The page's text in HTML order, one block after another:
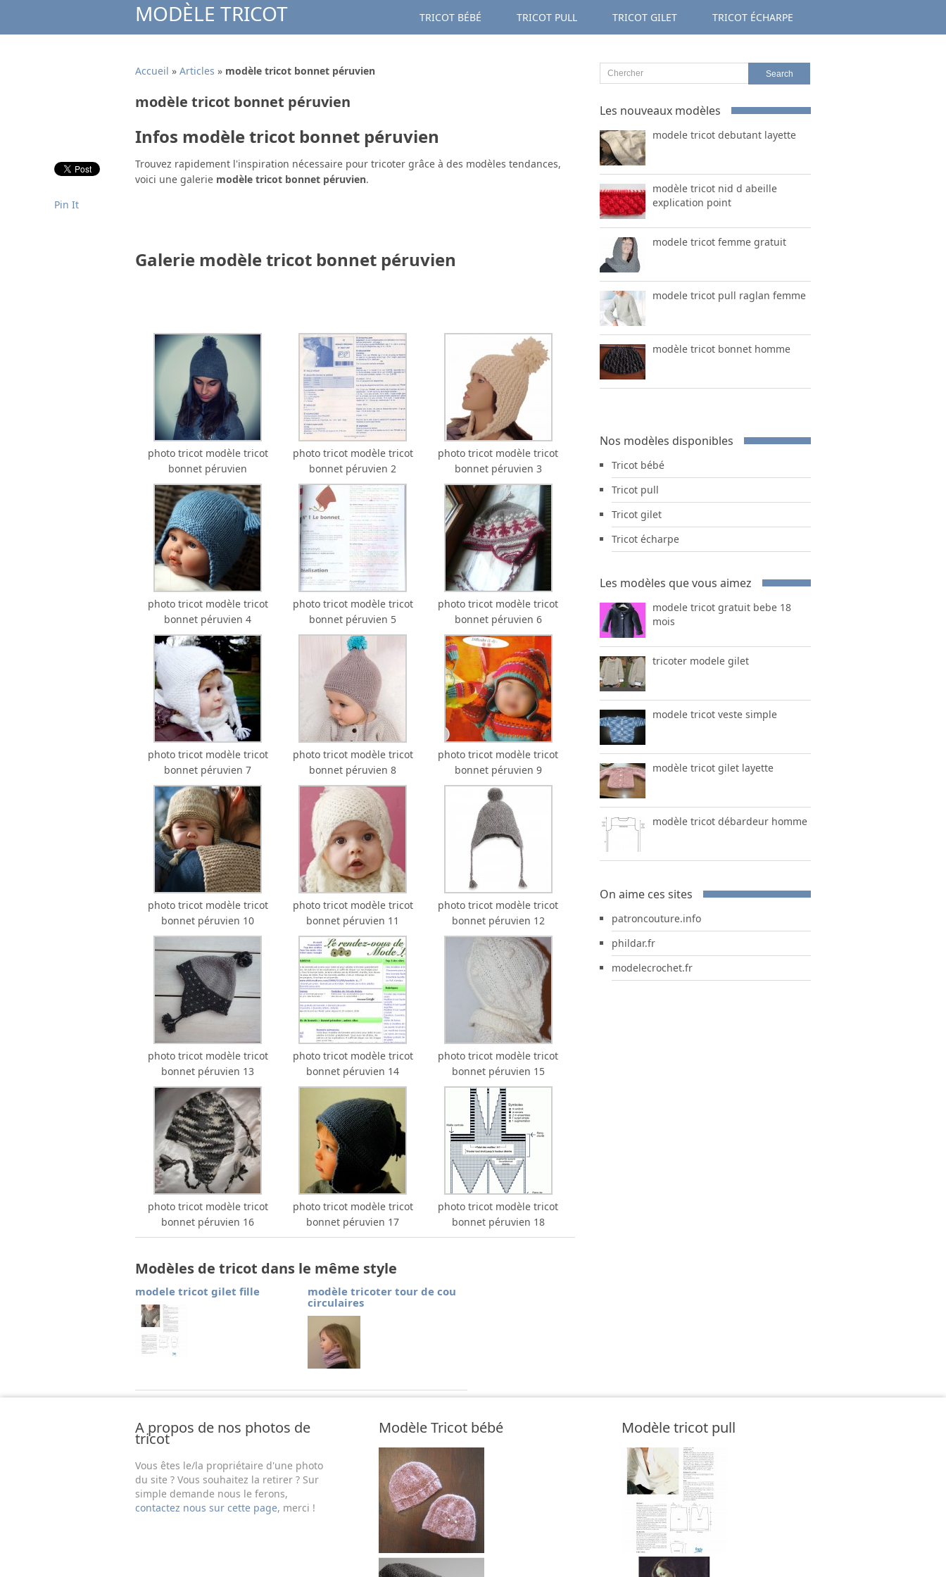
MODÈLE TRICOT TRICOT BÉBÉ TRICOT PULL TRICOT GILET TRICOT ÉCHARPE
Accueil » Articles » modèle tricot bonnet péruvien
modèle tricot bonnet péruvien
Infos modèle tricot bonnet péruvien
Trouvez rapidement l'inspiration nécessaire pour tricoter grâce à des modèles tendances,
voici une galerie modèle tricot bonnet péruvien.
Galerie modèle tricot bonnet péruvien
photo tricot modèle tricot
bonnet péruvien
photo tricot modèle tricot
bonnet péruvien 2
photo tricot modèle tricot
bonnet péruvien 3
photo tricot modèle tricot
bonnet péruvien 4
photo tricot modèle tricot
bonnet péruvien 5
photo tricot modèle tricot
bonnet péruvien 6
photo tricot modèle tricot
bonnet péruvien 7
photo tricot modèle tricot
bonnet péruvien 8
photo tricot modèle tricot
bonnet péruvien 9
photo tricot modèle tricot
bonnet péruvien 10
photo tricot modèle tricot
bonnet péruvien 11
photo tricot modèle tricot
bonnet péruvien 12
photo tricot modèle tricot
bonnet péruvien 13
photo tricot modèle tricot
bonnet péruvien 14
photo tricot modèle tricot
bonnet péruvien 15
photo tricot modèle tricot
bonnet péruvien 16
photo tricot modèle tricot
bonnet péruvien 17
photo tricot modèle tricot
bonnet péruvien 18
Pin It
Modèles de tricot dans le même style
modele tricot gilet fille
modèle tricoter tour de cou
circulaires
Les nouveaux modèles
modele tricot debutant layette
modèle tricot nid d abeille
explication point
modele tricot femme gratuit
modele tricot pull raglan femme
modèle tricot bonnet homme
Nos modèles disponibles
Tricot bébé
Tricot pull
Tricot gilet
Tricot écharpe
Les modèles que vous aimez
modele tricot gratuit bebe 18
mois
tricoter modele gilet
modele tricot veste simple
modèle tricot gilet layette
modèle tricot débardeur homme
On aime ces sites
patroncouture.info
phildar.fr
modelecrochet.fr
A propos de nos photos de
tricot
Vous êtes le/la propriétaire d'une photo
du site ? Vous souhaitez la retirer ? Sur
simple demande nous le ferons,
contactez nous sur cette page, merci !
Modèle Tricot bébé Modèle tricot pull